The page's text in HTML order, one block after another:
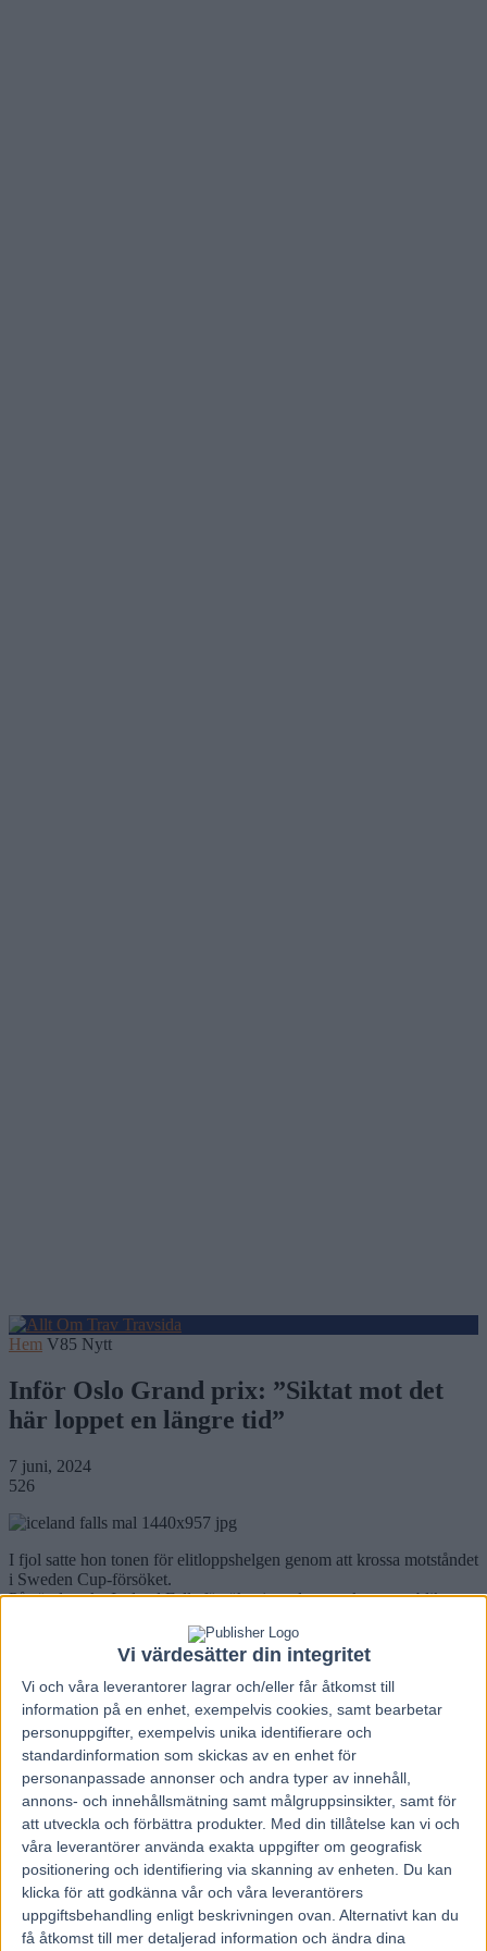
Vi värdesätter din integritet
Vi och våra leverantorer lagrar och/eller får åtkomst till
information på en enhet, exempelvis cookies, samt bearbetar
personuppgifter, exempelvis unika identifierare och
standardinformation som skickas av en enhet för
personanpassade annonser och andra typer av innehåll,
annons- och innehållsmätning samt målgruppsinsikter, samt för
att utveckla och förbättra produkter. Med din tillåtelse kan vi och
våra leverantörer använda exakta uppgifter om geografisk
positionering och identifiering via skanning av enheten. Du kan
klicka för att godkänna vår och våra leverantörers
uppgiftsbehandling enligt beskrivningen ovan. Alternativt kan du
få åtkomst till mer detaljerad information och ändra dina
Hem V85 Nytt
Inför Oslo Grand prix: ”Siktat mot det
här loppet en längre tid”
7 juni, 2024
526
I fjol satte hon tonen för elitloppshelgen genom att krossa motståndet
i Sweden Cup-försöket.
På söndag ska Iceland Falls försöka tjusa den norska travpubliken
– Jag har en skön känsla för att hon ska göra en riktigt vass
prestation, säger tränaren Fredrik Wallin.
Fjolårets första stora jubel bland elitloppspubliken kom då utvändiga
Iceland Falls lekande lätt kopplade grepp på ledande Night Brodde
och enkelt höll ifrån sig Bengurion Jet till seger sitt Sweden Cup-
försök för Magnus A Djuse.
En härlig uppföljning på fjärdeplatsen i Copenhagen Cup där hon
bokstavligen klättrade sulkyn på ledande Önas Princes över
upploppet och en prestation som visade att Fredriks Wallins
franskhärdade sto kunde hävda sig mot de allra bästa hingstarna.
I finalen ett par timmar senare pep hon till ledningen, men fick en
överladdad Bepi Bi utvändigt och tvingades varva på 1.08,8. Det
gav stumma ben sista biten då Bengurion Jet och Callmethebreeze
kunde spurta förbi.
Två prestationer som gjorde att sjuåriga Iceland Falls plötsligt